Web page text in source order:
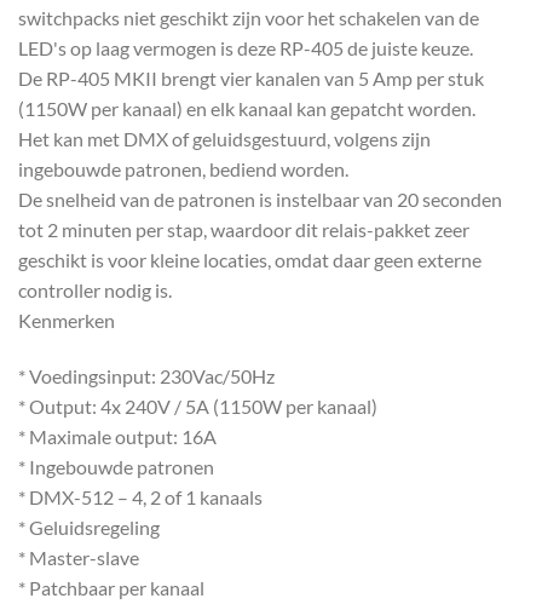
switchpacks niet geschikt zijn voor het schakelen van de
LED's op laag vermogen is deze RP-405 de juiste keuze.
De RP-405 MKII brengt vier kanalen van 5 Amp per stuk
(1150W per kanaal) en elk kanaal kan gepatcht worden.
Het kan met DMX of geluidsgestuurd, volgens zijn
ingebouwde patronen, bediend worden.
De snelheid van de patronen is instelbaar van 20 seconden
tot 2 minuten per stap, waardoor dit relais-pakket zeer
geschikt is voor kleine locaties, omdat daar geen externe
controller nodig is.
Kenmerken
* Voedingsinput: 230Vac/50Hz
* Output: 4x 240V / 5A (1150W per kanaal)
* Maximale output: 16A
* Ingebouwde patronen
* DMX-512 – 4, 2 of 1 kanaals
* Geluidsregeling
* Master-slave
* Patchbaar per kanaal